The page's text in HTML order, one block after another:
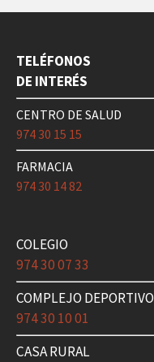
TELÉFONOS
DE INTERÉS
CENTRO DE SALUD
974 30 15 15
FARMACIA
974 30 14 82
COLEGIO
974 30 07 33
COMPLEJO DEPORTIVO
974 30 10 01
CASA RURAL